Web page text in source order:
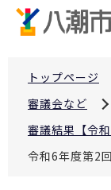
トップページ
審議会など
審議結果【令
令和6年度第2